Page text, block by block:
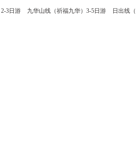
3日游 九华山线（祈福九华）3-5日游 日出线